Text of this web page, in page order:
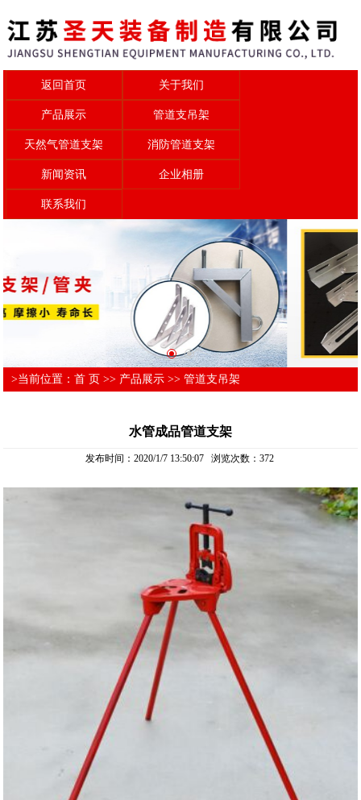
返回首页 关于我们
产品展示 管道支吊架
天然气管道支架 消防管道支架
新闻资讯 企业相册
联系我们
>当前位置：首 页 >> 产品展示 >>管道支吊架
水管成品管道支架
发布时间：2020/1/7 13:50:07 浏览次数： 372